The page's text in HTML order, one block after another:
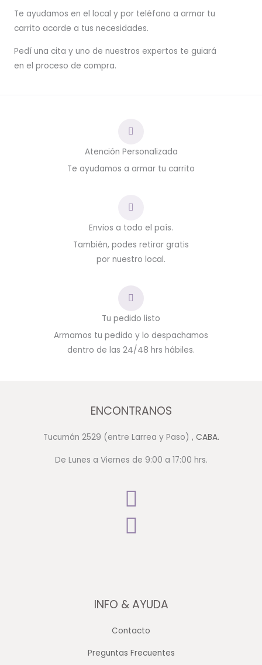
Te ayudamos en el local y por teléfono a armar tu
carrito acorde a tus necesidades.
Pedí una cita y uno de nuestros expertos te guiará
en el proceso de compra.
Atención Personalizada
Te ayudamos a armar tu carrito
Envios a todo el país.
También, podes retirar gratis
por nuestro local.
Tu pedido listo
Armamos tu pedido y lo despachamos
dentro de las 24/48 hrs hábiles.
ENCONTRANOS
Tucumán 2529 (entre Larrea y Paso) , CABA.
De Lunes a Viernes de 9:00 a 17:00 hrs.
INFO & AYUDA
Contacto
Preguntas Frecuentes